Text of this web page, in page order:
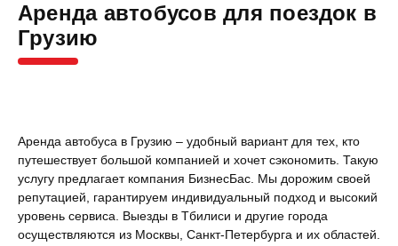
Аренда автобусов для поездок в
Грузию
Аренда автобуса в Грузию – удобный вариант для тех, кто
путешествует большой компанией и хочет сэкономить. Такую
услугу предлагает компания БизнесБас. Мы дорожим своей
репутацией, гарантируем индивидуальный подход и высокий
уровень сервиса. Выезды в Тбилиси и другие города
осуществляются из Москвы, Санкт-Петербурга и их областей.